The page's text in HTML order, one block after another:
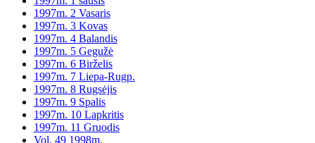
1997m. 2 Vasaris
1997m. 3 Kovas
1997m. 4 Balandis
1997m. 5 Gegužė
1997m. 6 Birželis
1997m. 7 Liepa-Rugp.
1997m. 8 Rugsėjis
1997m. 9 Spalis
1997m. 10 Lapkritis
1997m. 11 Gruodis
Vol. 49 1998m.